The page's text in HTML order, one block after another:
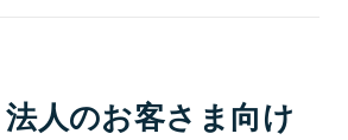
人のお客さま向け